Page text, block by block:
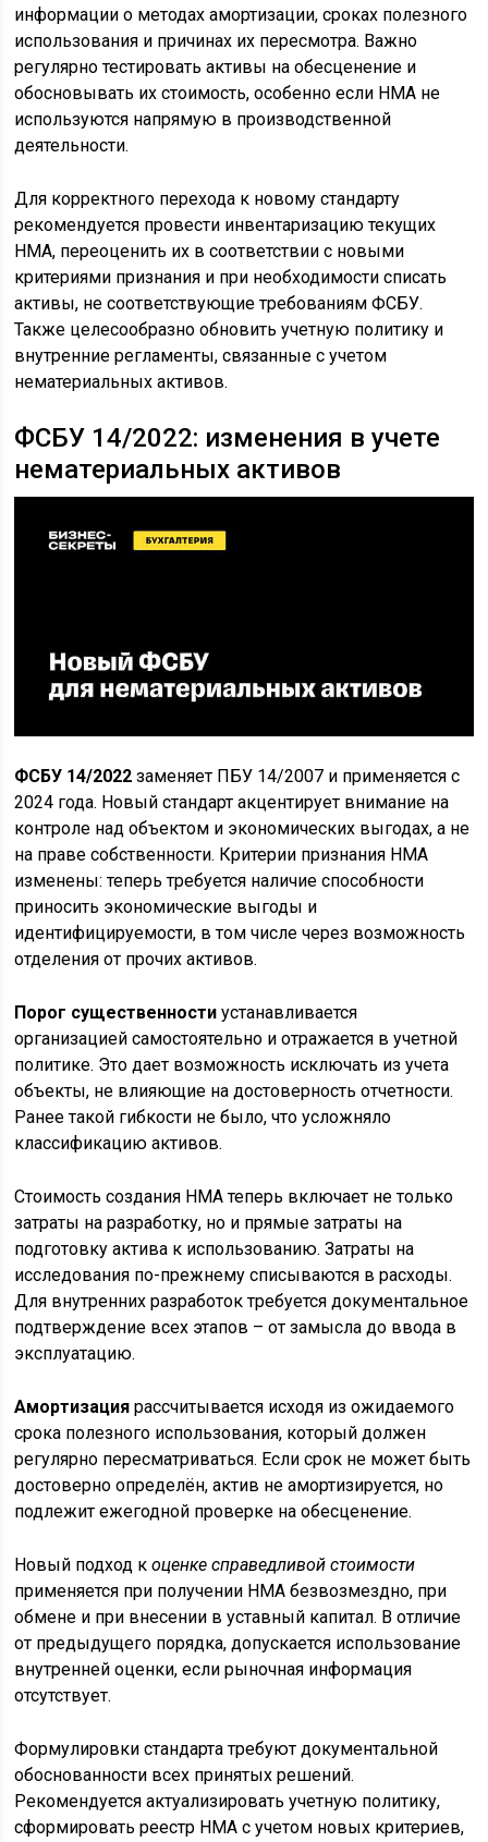
информации о методах амортизации, сроках полезного
использования и причинах их пересмотра. Важно
регулярно тестировать активы на обесценение и
обосновывать их стоимость, особенно если НМА не
используются напрямую в производственной
деятельности.
Для корректного перехода к новому стандарту
рекомендуется провести инвентаризацию текущих
НМА, переоценить их в соответствии с новыми
критериями признания и при необходимости списать
активы, не соответствующие требованиям ФСБУ.
Также целесообразно обновить учетную политику и
внутренние регламенты, связанные с учетом
нематериальных активов.
ФСБУ 14/2022: изменения в учете
нематериальных активов
ФСБУ 14/2022 заменяет ПБУ 14/2007 и применяется с
2024 года. Новый стандарт акцентирует внимание на
контроле над объектом и экономических выгодах, а не
на праве собственности. Критерии признания НМА
изменены: теперь требуется наличие способности
приносить экономические выгоды и
идентифицируемости, в том числе через возможность
отделения от прочих активов.
Порог существенности устанавливается
организацией самостоятельно и отражается в учетной
политике. Это дает возможность исключать из учета
объекты, не влияющие на достоверность отчетности.
Ранее такой гибкости не было, что усложняло
классификацию активов.
Стоимость создания НМА теперь включает не только
затраты на разработку, но и прямые затраты на
подготовку актива к использованию. Затраты на
исследования по-прежнему списываются в расходы.
Для внутренних разработок требуется документальное
подтверждение всех этапов – от замысла до ввода в
эксплуатацию.
Амортизация рассчитывается исходя из ожидаемого
срока полезного использования, который должен
регулярно пересматриваться. Если срок не может быть
достоверно определён, актив не амортизируется, но
подлежит ежегодной проверке на обесценение.
Новый подход коценке справедливой стоимости
применяется при получении НМА безвозмездно, при
обмене и при внесении в уставный капитал. В отличие
от предыдущего порядка, допускается использование
внутренней оценки, если рыночная информация
отсутствует.
Формулировки стандарта требуют документальной
обоснованности всех принятых решений.
Рекомендуется актуализировать учетную политику,
сформировать реестр НМА с учетом новых критериев,